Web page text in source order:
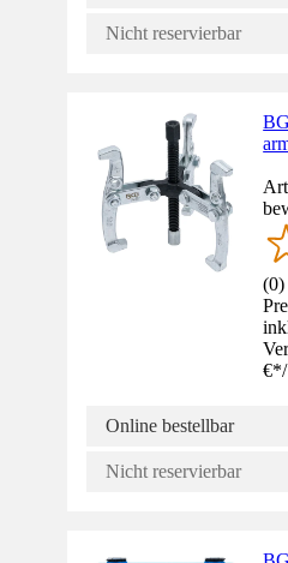
Nicht reservierbar
(0)
€*/
Online bestellbar
Nicht reservierbar